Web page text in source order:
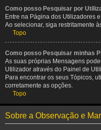
Como posso Pesquisar por
Entre na Página dos Utilizadores
Ao selecionar, siga restritamente
Topo
Como posso Pesquisar minhas
As suas próprias Mensagens
Utilizador através do Painel de
Para encontrar os seus Tópicos,
corretamente as opções.
Topo
Sobre a Observação e